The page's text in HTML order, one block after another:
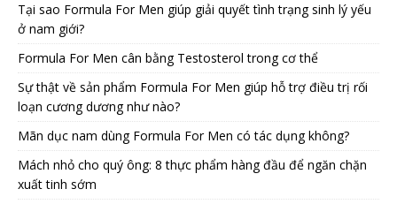
Tại sao Formula For Men giúp giải quyết tình trạng sinh lý yếu
ở nam giới?
Formula For Men cân bằng Testosterol trong cơ thể
Sự thật về sản phẩm Formula For Men giúp hỗ trợ điều trị rối
loạn cương dương như nào?
Mãn dục nam dùng Formula For Men có tác dụng không?
Mách nhỏ cho quý ông: 8 thực phẩm hàng đầu để ngăn chặn
xuất tinh sớm